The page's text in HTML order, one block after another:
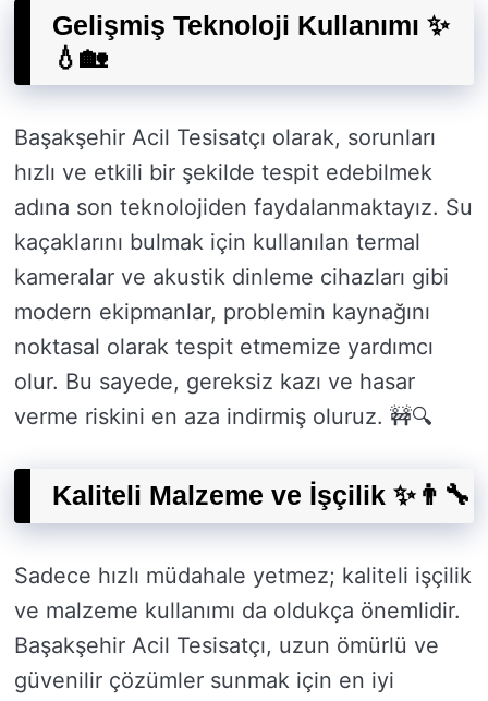
Gelişmiş Teknoloji Kullanımı ✨
💧🏡
Başakşehir Acil Tesisatçı olarak, sorunları
hızlı ve etkili bir şekilde tespit edebilmek
adına son teknolojiden faydalanmaktayız. Su
kaçaklarını bulmak için kullanılan termal
kameralar ve akustik dinleme cihazları gibi
modern ekipmanlar, problemin kaynağını
noktasal olarak tespit etmemize yardımcı
olur. Bu sayede, gereksiz kazı ve hasar
verme riskini en aza indirmiş oluruz. 🚧🔍
Kaliteli Malzeme ve İşçilik ✨👨‍🔧
Sadece hızlı müdahale yetmez; kaliteli işçilik
ve malzeme kullanımı da oldukça önemlidir.
Başakşehir Acil Tesisatçı, uzun ömürlü ve
güvenilir çözümler sunmak için en iyi